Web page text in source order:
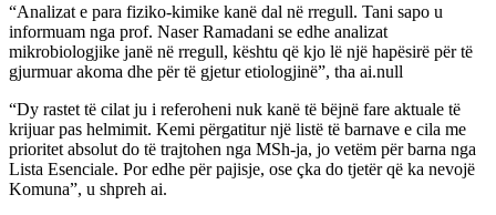
“Analizat e para fiziko-kimike kanë dal në rregull. Tani sapo u
informuam nga prof. Naser Ramadani se edhe analizat
mikrobiologjike janë në rregull, kështu që kjo lë një hapësirë për të
gjurmuar akoma dhe për të gjetur etiologjinë”, tha ai.null
“Dy rastet të cilat ju i referoheni nuk kanë të bëjnë fare aktuale të
krijuar pas helmimit. Kemi përgatitur një listë të barnave e cila me
prioritet absolut do të trajtohen nga MSh-ja, jo vetëm për barna nga
Lista Esenciale. Por edhe për pajisje, ose çka do tjetër që ka nevojë
Komuna”, u shpreh ai.